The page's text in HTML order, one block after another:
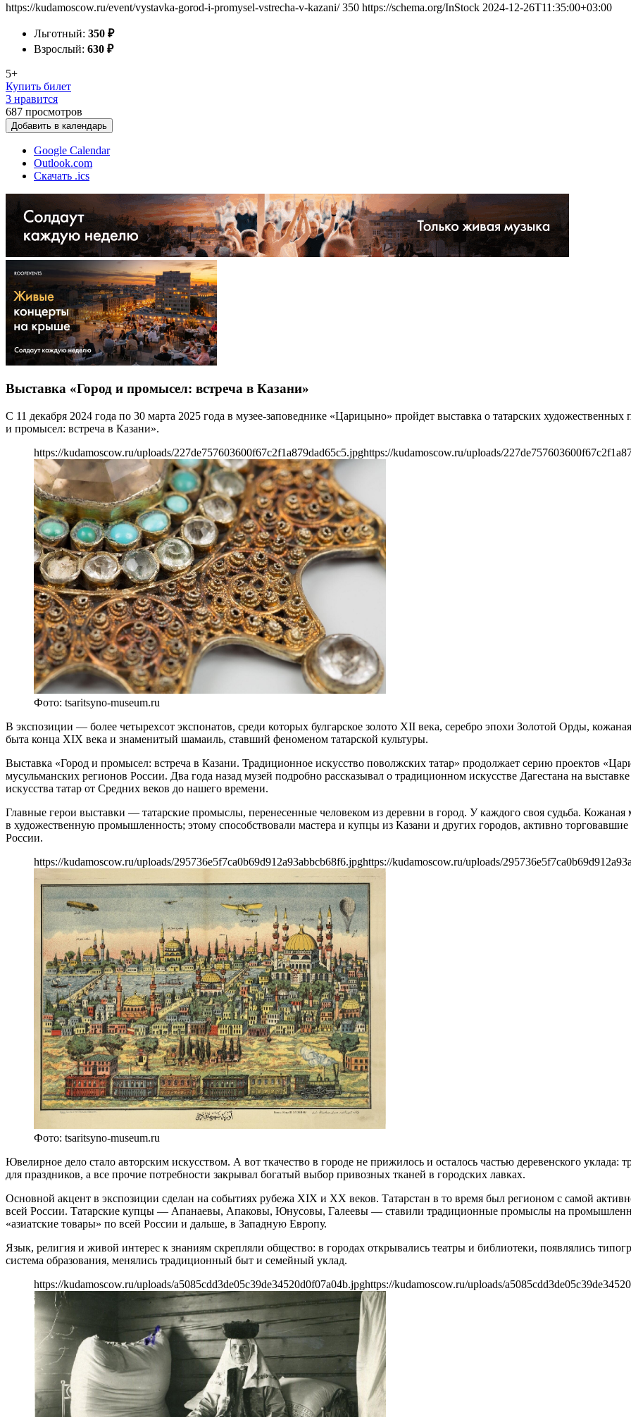
https://kudamoscow.ru/event/vystavka-gorod-i-promysel-vstrecha-v-kazani/ 350 https://schema.org/InStock 2024-12-26T11:35:00+03:00
Льготный: 350 ₽
Взрослый: 630 ₽
5+
Купить билет
3 нравится
687 просмотров
Добавить в календарь
Google Calendar
Outlook.com
Скачать .ics
Выставка «Город и промысел: встреча в Казани»
С 11 декабря 2024 года по 30 марта 2025 года в музее-заповеднике «Царицыно» пройдет выставка о татарских
и промысел: встреча в Казани».
https://kudamoscow.ru/uploads/227de757603600f67c2f1a879dad65c5.jpghttps://kudamoscow.ru/uploads/
Фото: tsaritsyno-museum.ru
В экспозиции — более четырехсот экспонатов, среди которых булгарское золото XII века, серебро эпохи Золотой Орды,
быта конца XIX века и знаменитый шамаиль, ставший феноменом татарской культуры.
Выставка «Город и промысел: встреча в Казани. Традиционное искусство поволжских татар» продолжает серию проектов
мусульманских регионов России. Два года назад музей подробно рассказывал о традиционном искусстве Дагестана на
искусства татар от Средних веков до нашего времени.
Главные герои выставки — татарские промыслы, перенесенные человеком из деревни в город. У каждого своя судьба.
в художественную промышленность; этому способствовали мастера и купцы из Казани и других городов, активно
России.
https://kudamoscow.ru/uploads/295736e5f7ca0b69d912a93abbcb68f6.jpghttps://kudamoscow.ru/uploads/
Фото: tsaritsyno-museum.ru
Ювелирное дело стало авторским искусством. А вот ткачество в городе не прижилось и осталось частью деревенского
для праздников, а все прочие потребности закрывал богатый выбор привозных тканей в городских лавках.
Основной акцент в экспозиции сделан на событиях рубежа XIX и XX веков. Татарстан в то время был регионом с самой
всей России. Татарские купцы — Апанаевы, Апаковы, Юнусовы, Галеевы — ставили традиционные промыслы на
«азиатские товары» по всей России и дальше, в Западную Европу.
Язык, религия и живой интерес к знаниям скрепляли общество: в городах открывались театры и библиотеки, появлялись
система образования, менялись традиционный быт и семейный уклад.
https://kudamoscow.ru/uploads/a5085cdd3de05c39de34520d0f07a04b.jpghttps://kudamoscow.ru/uploads/